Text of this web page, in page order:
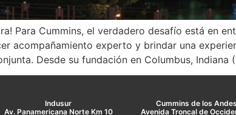
Para Cummins, el verdadero desafío está en
acompañamiento experto y brindar una
Desde su fundación en Columbus, Indiana
Indusur
Av. Panamericana Norte Km 10
Cummins de los Andes
Avenida Troncal de